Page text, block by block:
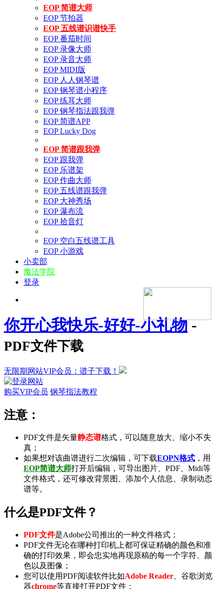
EOP 简谱大师
EOP 节拍器
EOP 五线谱识谱快手
EOP 番茄时间
EOP 录像大师
EOP 录音大师
EOP MIDI版
EOP 人人钢琴谱
EOP 钢琴谱小程序
EOP 练耳大师
EOP 钢琴指法跟我弹
EOP 简谱APP
EOP Lucky Dog
EOP 简谱跟我弹
EOP 跟我弹
EOP 乐谱架
EOP 作曲大师
EOP 五线谱跟我弹
EOP 大神秀场
EOP 瀑布流
EOP 拾音灯
EOP 空白五线谱工具
EOP 小游戏
小卖部
魔法学院
登录
你开心我快乐-好好-小礼物-
PDF文件下载
无限期网站VIP会员：谱子下载！
购买VIP会员 钢琴指法教程
注意：
PDF文件是矢量静态谱格式，可以随意放大、缩小不失
真；
如果想对该曲谱进行二次编辑，可下载EOPN格式 ，用
EOP简谱大师打开后编辑，可导出 图片 PDF Midi等
文件格式，还可修改背景图、添加个人信息、录制 动态
谱等。
什么是PDF文件？
PDF文件是Adobe公司推出的一种文件格式；
PDF文件无论在哪种打印机上都可保证精确的颜色和准
确的打印效果，即会忠实地再现原稿的每一个字符、颜
色以及图像；
您可以使用PDF阅读软件比如Adobe Reader 、谷歌浏览
器chrome等直接打开PDF文件；